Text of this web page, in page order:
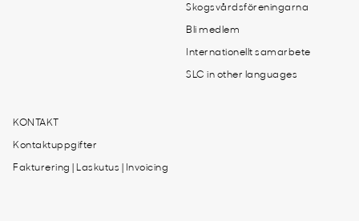
Skogsvårdsföreningarna
Bli medlem
Internationellt samarbete
SLC in other languages
KONTAKT
Kontaktuppgifter
Fakturering | Laskutus | Invoicing